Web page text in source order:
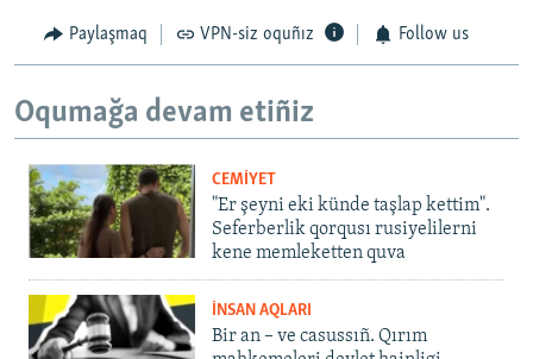
Paylaşmaq VPN-siz oquñız Follow us
Oqumağa devam etiñiz
CEMİYET
"Er şeyni eki künde taşlap kettim".
Seferberlik qorqusı rusiyelilerni
kene memleketten quva
İNSAN AQLARI
Bir an – ve casussıñ. Qırım